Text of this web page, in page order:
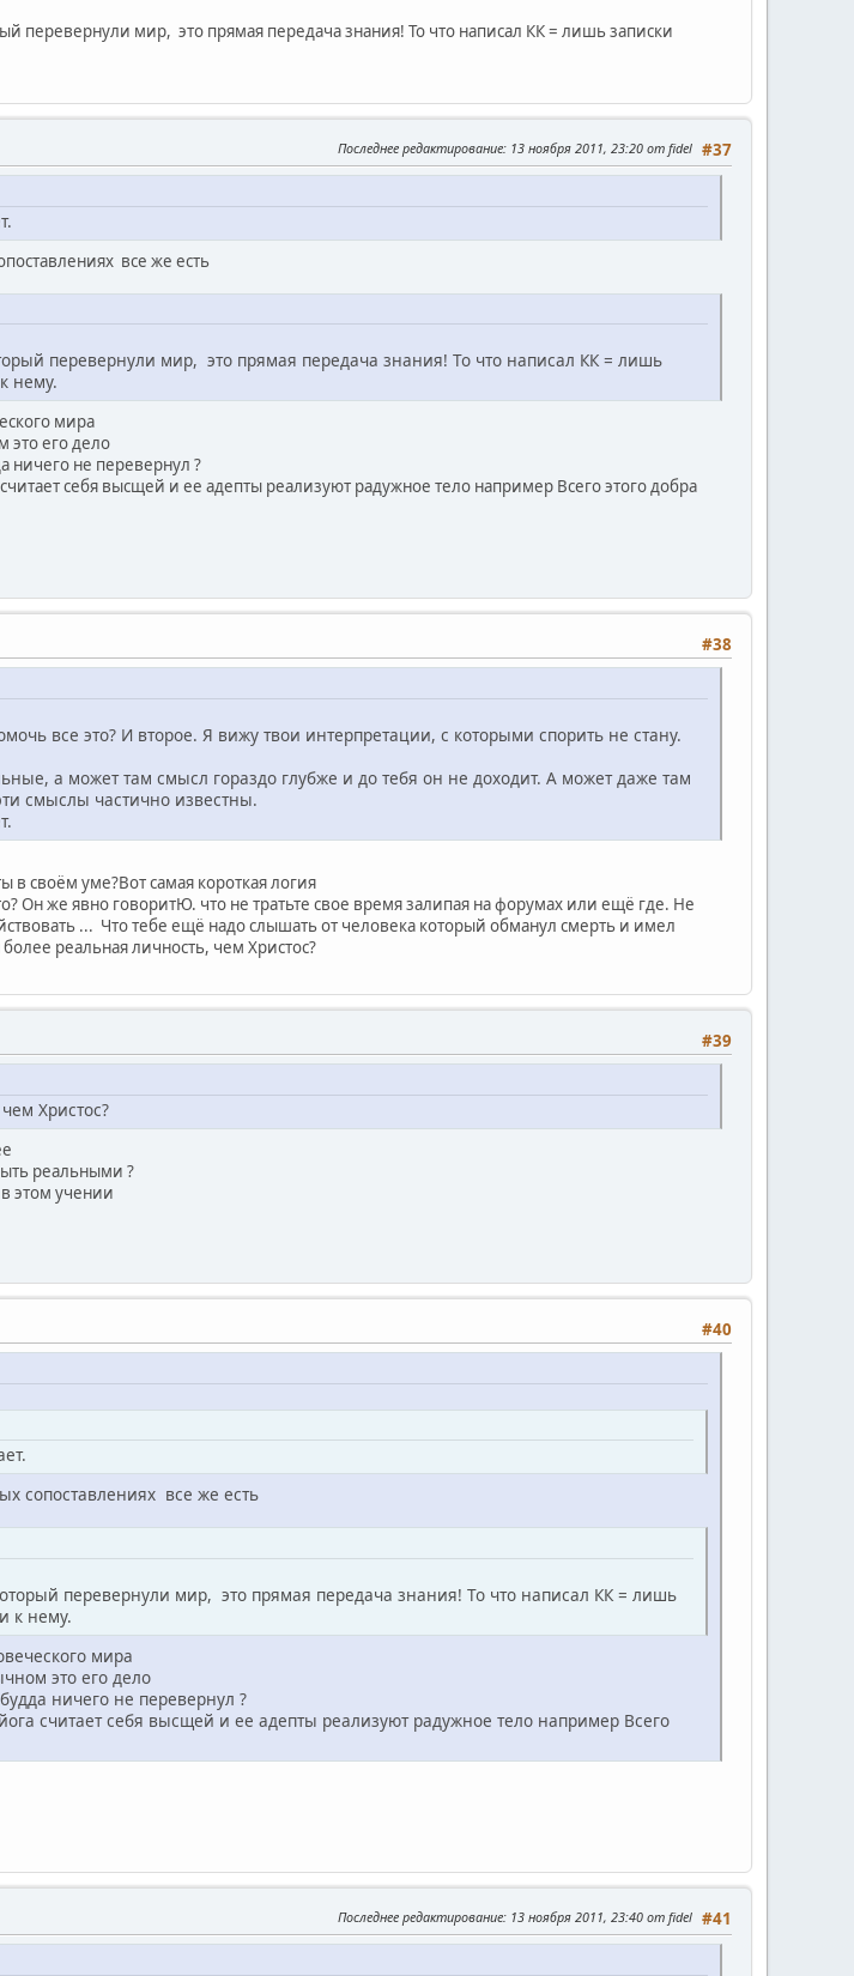
перевернули мир, это прямая передача знания! То что написал КК = лишь записки
#37
Последнее редактирование: 13 ноября 2011, 23:20 от fidel
все же есть
перевернули мир, это прямая передача знания! То что написал КК = лишь
нему.
мира
это его дело
ничего не перевернул ?
себя высщей и ее адепты реализуют радужное тело например Всего этого добра
#38
все это? И второе. Я вижу твои интерпретации, с которыми спорить не стану.
а может там смысл гораздо глубже и до тебя он не доходит. А может даже там
смыслы частично известны.
своём уме?Вот самая короткая логия
Он же явно говоритЮ. что не тратьте свое время залипая на форумах или ещё где. Не
... Что тебе ещё надо слышать от человека который обманул смерть и имел
реальная личность, чем Христос?
#39
Христос?
реальными ?
этом учении
#40
сопоставлениях все же есть
перевернули мир, это прямая передача знания! То что написал КК = лишь
к нему.
мира
это его дело
ничего не перевернул ?
считает себя высщей и ее адепты реализуют радужное тело например Всего
#41
Последнее редактирование: 13 ноября 2011, 23:40 от fidel